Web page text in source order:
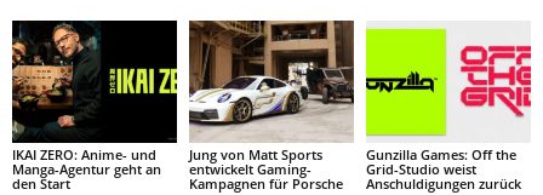
IKAI ZERO: Anime- und
Manga-Agentur geht an
den Start
Jung von Matt Sports
entwickelt Gaming-
Kampagnen für Porsche
Gunzilla Games: Off the
Grid-Studio weist
Anschuldigungen zurück